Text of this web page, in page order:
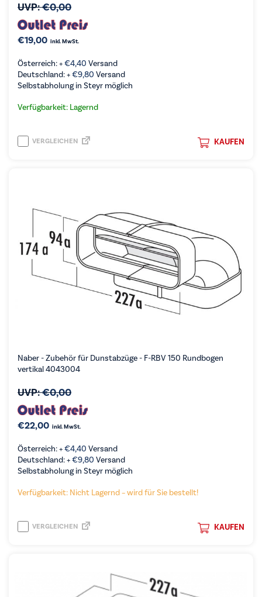
UVP:€0,00
€19,00 inkl. MwSt.
Österreich: +€4,40 Versand
Deutschland: +€9,80 Versand
Selbstabholung in Steyr möglich
Verfügbarkeit: Lagernd
KAUFEN
VERGLEICHEN
Naber - Zubehör für Dunstabzüge - F-RBV 150 Rundbogen
vertikal 4043004
UVP:€0,00
€22,00 inkl. MwSt.
Österreich: +€4,40 Versand
Deutschland: +€9,80 Versand
Selbstabholung in Steyr möglich
Verfügbarkeit: Nicht Lagernd – wird für Sie bestellt!
KAUFEN
VERGLEICHEN